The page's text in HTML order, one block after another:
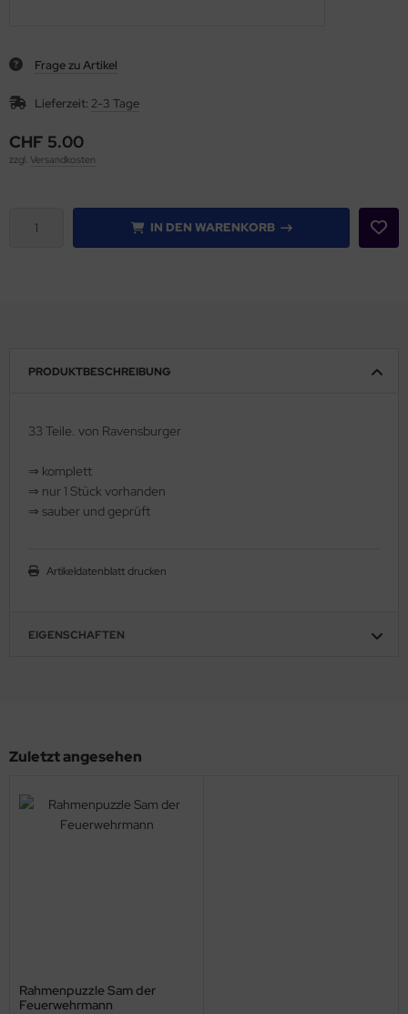
Frage zu Artikel
Lieferzeit: 2-3 Tage
CHF 5.00
zzgl. Versandkosten
IN DEN WARENKORB
PRODUKTBESCHREIBUNG
33 Teile. von Ravensburger
⇒ komplett
⇒ nur 1 Stück vorhanden
⇒ sauber und geprüft
Artikeldatenblatt drucken
EIGENSCHAFTEN
Zuletzt angesehen
Rahmenpuzzle Sam der
Feuerwehrmann